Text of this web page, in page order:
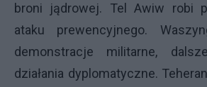
broni jądrowej. Tel Awiw robi
ataku prewencyjnego.
demonstracje militarne,
działania dyplomatyczne.